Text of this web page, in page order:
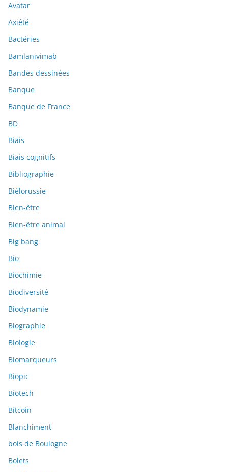
Avatar
Axiété
Bactéries
Bamlanivimab
Bandes dessinées
Banque
Banque de France
BD
Biais
Biais cognitifs
Bibliographie
Biélorussie
Bien-être
Bien-être animal
Big bang
Bio
Biochimie
Biodiversité
Biodynamie
Biographie
Biologie
Biomarqueurs
Biopic
Biotech
Bitcoin
Blanchiment
bois de Boulogne
Bolets